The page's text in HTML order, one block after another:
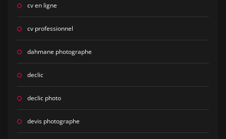
cv en ligne
cv professionnel
dahmane photographe
declic
declic photo
devis photographe